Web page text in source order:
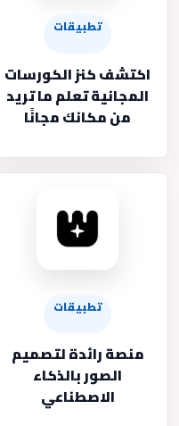
تطبيقات
اكتشف كنز الكورسات
المجانية تعلم ما تريد
من مكانك مجانًا
تطبيقات
منصة رائدة لتصميم
الصور بالذكاء
الاصطناعي